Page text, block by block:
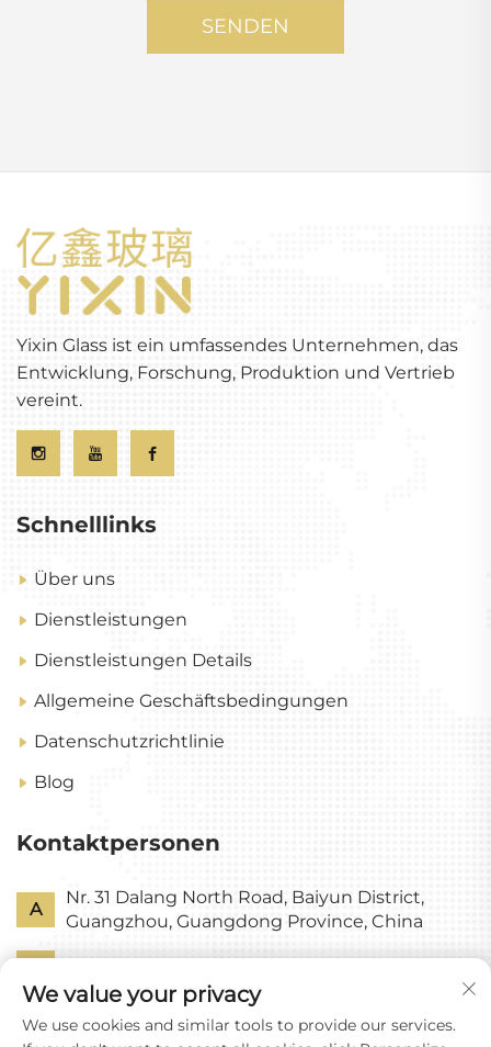
SENDEN
Yixin Glass ist ein umfassendes Unternehmen, das
Entwicklung, Forschung, Produktion und Vertrieb
vereint.
Schnelllinks
Über uns
Dienstleistungen
Dienstleistungen Details
Allgemeine Geschäftsbedingungen
Datenschutzrichtlinie
Blog
Kontaktpersonen
A
Nr. 31 Dalang North Road, Baiyun District,
Guangzhou, Guangdong Province, China
E [email protected]
We value your privacy
We use cookies and similar tools to provide our services.